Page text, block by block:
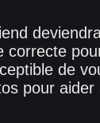
de
pour